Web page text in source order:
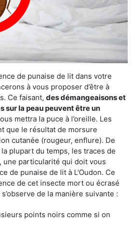
de punaise de lit dans votre
à vous proposer d’être à
Ce faisant, des démangeaisons et
sur la peau peuvent être un
mettra la puce à l’oreille. Les
que le résultat de morsure
cutanée (rougeur, enflure). De
plupart du temps, les traces de
une particularité qui doit vous
de punaise de lit à L'Oudon. Ce
de cet insecte mort ou écrasé
de la manière suivante :
points noirs comme si on